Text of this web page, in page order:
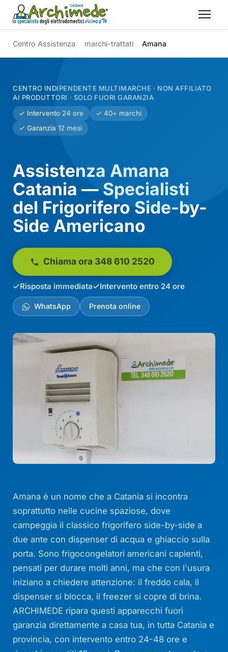
Centro Assistenza marchi-trattati Amana
CENTRO INDIPENDENTE MULTIMARCHE · NON AFFILIATO
AI PRODUTTORI · SOLO FUORI GARANZIA
✓ Intervento 24 ore
✓ 40+ marchi
✓ Garanzia 12 mesi
Assistenza Amana
Catania — Specialisti
del Frigorifero Side-by-
Side Americano
Chiama ora 348 610 2520
Risposta immediata Intervento entro 24 ore
WhatsApp Prenota online
Amana è un nome che a Catania si incontra
soprattutto nelle cucine spaziose, dove
campeggia il classico frigorifero side-by-side a
due ante con dispenser di acqua e ghiaccio sulla
porta. Sono frigocongelatori americani capienti,
pensati per durare molti anni, ma che con l'usura
iniziano a chiedere attenzione: il freddo cala, il
dispenser si blocca, il freezer si copre di brina.
ARCHIMEDE ripara questi apparecchi fuori
garanzia direttamente a casa tua, in tutta Catania e
provincia, con intervento entro 24-48 ore e